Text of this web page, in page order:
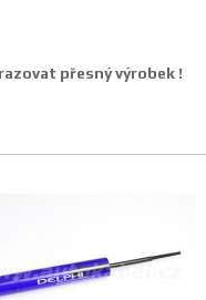
přesný výrobek !